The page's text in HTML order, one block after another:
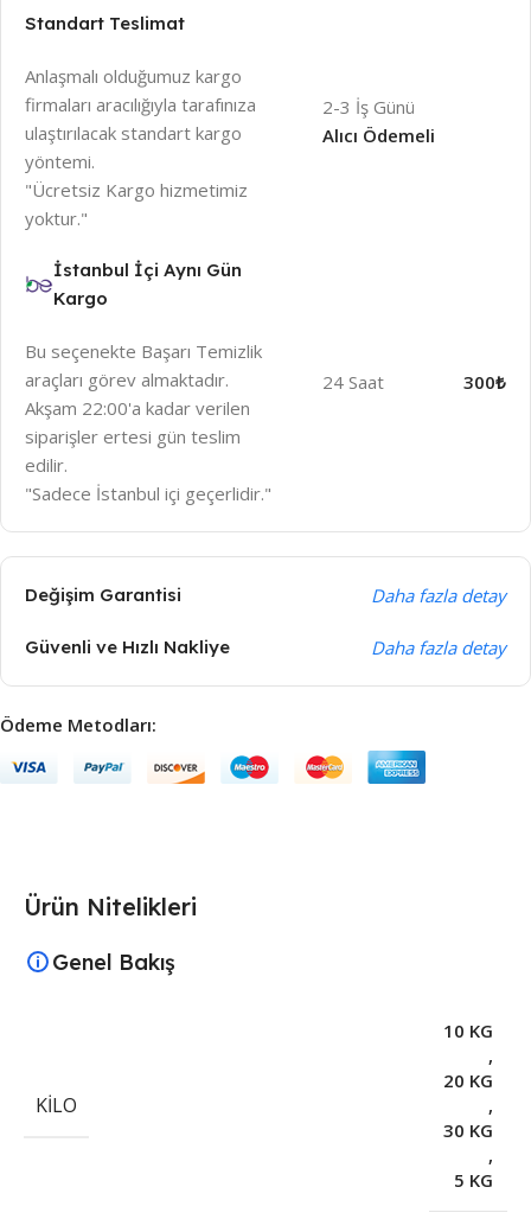
Standart Teslimat
Anlaşmalı olduğumuz kargo
firmaları aracılığıyla tarafınıza
ulaştırılacak standart kargo
yöntemi.
"Ücretsiz Kargo hizmetimiz
yoktur."
2-3 İş Günü
Alıcı Ödemeli
İstanbul İçi Aynı Gün
Kargo
Bu seçenekte Başarı Temizlik
araçları görev almaktadır.
Akşam 22:00'a kadar verilen
siparişler ertesi gün teslim
edilir.
"Sadece İstanbul içi geçerlidir."
24 Saat 300₺
Değişim Garantisi Daha fazla detay
Güvenli ve Hızlı Nakliye Daha fazla detay
Ödeme Metodları:
Ürün Nitelikleri
Genel Bakış
KILO
10 KG
,
20 KG
,
30 KG
,
5 KG